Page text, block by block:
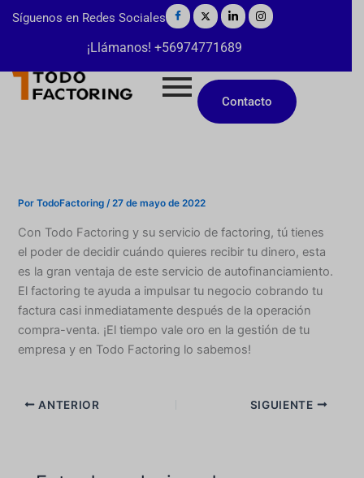
Síguenos en Redes Sociales
¡Llámanos! +56974771689
Contacto
PorTodoFactoring/27 de mayo de 2022
Con Todo Factoring y su servicio de factoring, tú tienes
el poder de decidir cuándo quieres recibir tu dinero, esta
es la gran ventaja de este servicio de autofinanciamiento.
El factoring te ayuda a impulsar tu negocio cobrando tu
factura casi inmediatamente después de la operación
compra-venta. ¡El tiempo vale oro en la gestión de tu
empresa y en Todo Factoring lo sabemos!
ANTERIOR SIGUIENTE